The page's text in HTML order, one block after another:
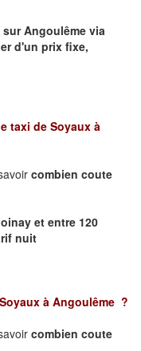
surAngoulême via
d'un prix fixe,
taxi de Soyaux à
combien coute
et entre 120
nuit
Soyaux à Angoulême ?
combien coute